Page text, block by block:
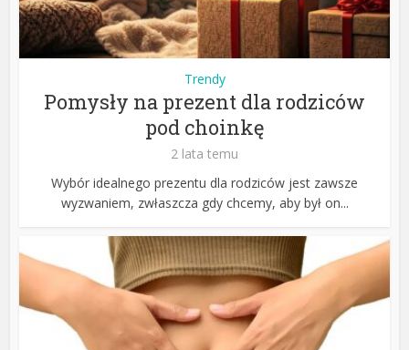
Trendy
Pomysły na prezent dla rodziców
pod choinkę
2 lata temu
Wybór idealnego prezentu dla rodziców jest zawsze
wyzwaniem, zwłaszcza gdy chcemy, aby był on...